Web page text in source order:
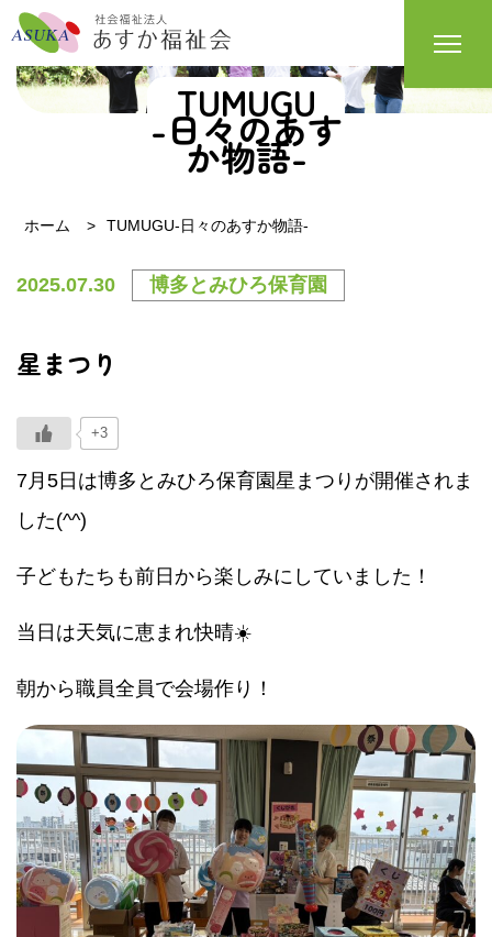
TUMUGU
-日々のあす
か物語-
ホーム TUMUGU-日々のあすか物語-
2025.07.30 博多とみひろ保育園
星まつり
+3
7月5日は博多とみひろ保育園星まつりが開催されま
した(^^)
子どもたちも前日から楽しみにしていました！
当日は天気に恵まれ快晴☀️
朝から職員全員で会場作り！